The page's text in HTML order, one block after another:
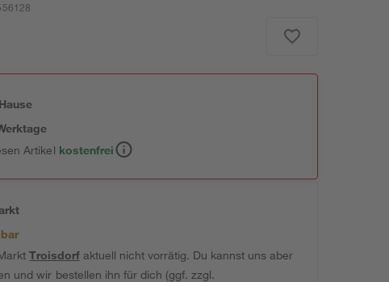
Artikel kostenfrei
Troisdorfaktuell nicht vorrätig. Du kannst uns aber
und wir bestellen ihn für dich (ggf. zzgl.